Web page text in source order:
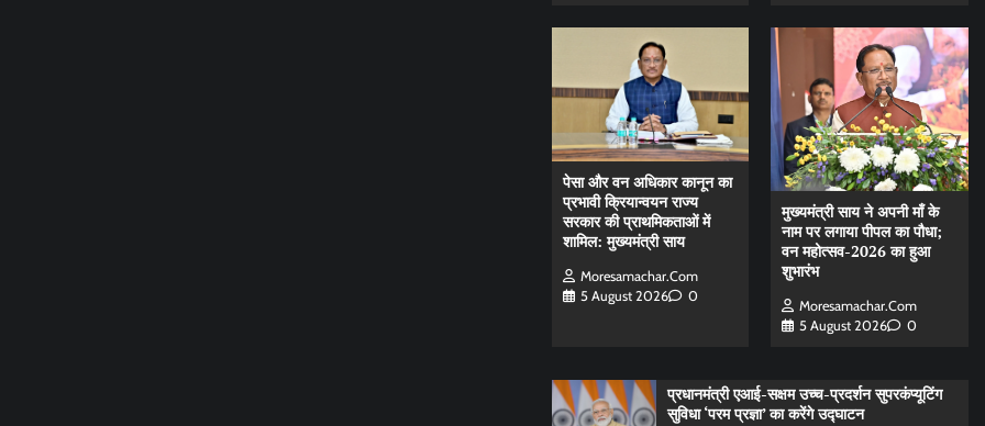
पेसा और वन अधिकार कानून का
प्रभावी क्रियान्वयन राज्य
सरकार की प्राथमिकताओं में
शामिल: मुख्यमंत्री साय
Moresamachar.com
5 August 2026
0
मुख्यमंत्री साय ने अपनी माँ के
नाम पर लगाया पीपल का पौधा;
वन महोत्सव-2026 का हुआ
शुभारंभ
Moresamachar.com
5 August 2026
0
प्रधानमंत्री एआई-सक्षम उच्च-प्रदर्शन सुपरकंप्यूटिंग
सुविधा ‘परम प्रज्ञा’ का करेंगे उद्घाटन